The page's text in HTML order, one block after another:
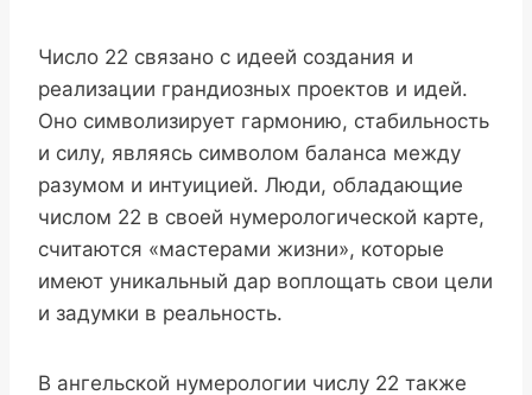
Число 22 связано с идеей создания и
реализации грандиозных проектов и идей.
Оно символизирует гармонию, стабильность
и силу, являясь символом баланса между
разумом и интуицией. Люди, обладающие
числом 22 в своей нумерологической карте,
считаются «мастерами жизни», которые
имеют уникальный дар воплощать свои цели
и задумки в реальность.
В ангельской нумерологии числу 22 также